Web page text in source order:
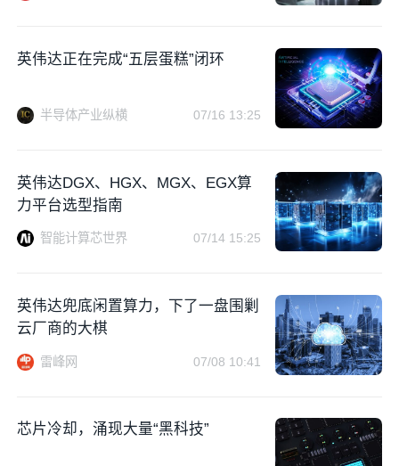
英伟达正在完成“五层蛋糕”闭环
半导体产业纵横 07/16 13:25
英伟达DGX、HGX、MGX、EGX算
力平台选型指南
智能计算芯世界 07/14 15:25
英伟达兜底闲置算力，下了一盘围剿
云厂商的大棋
雷峰网 07/08 10:41
芯片冷却，涌现大量“黑科技”